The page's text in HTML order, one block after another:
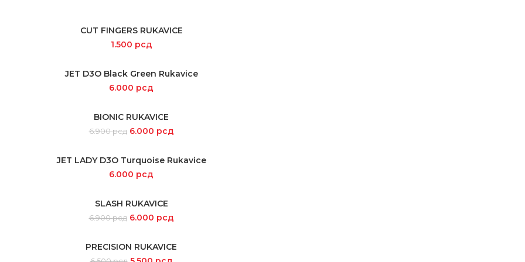
SELECT OPTIONS
CUT FINGERS RUKAVICE
1.500 рсд
SELECT OPTIONS
JET D3O Black Green Rukavice
6.000 рсд
SELECT OPTIONS
BIONIC RUKAVICE
6.900рсд 6.000 рсд
SELECT OPTIONS
JET LADY D3O Turquoise Rukavice
6.000 рсд
SELECT OPTIONS
SLASH RUKAVICE
6.900рсд 6.000 рсд
SELECT OPTIONS
PRECISION RUKAVICE